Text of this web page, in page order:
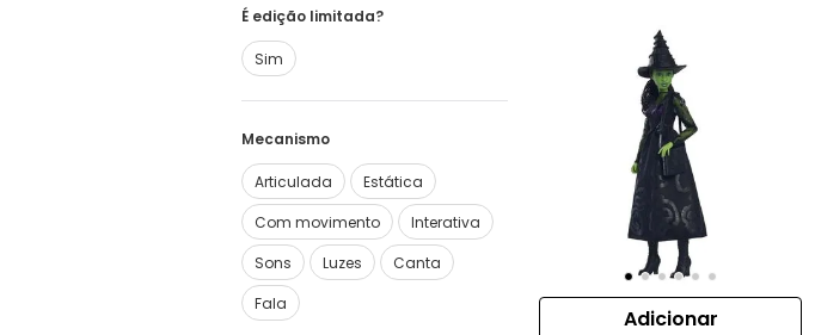
É edição limitada?
Sim
Mecanismo
Articulada
Estática
Com movimento
Interativa
Sons
Luzes
Canta
Fala
Adicionar